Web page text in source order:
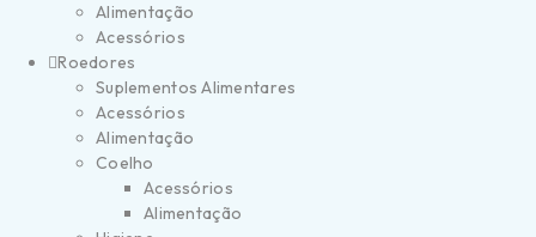
Alimentação
Acessórios
Roedores
Suplementos Alimentares
Acessórios
Alimentação
Coelho
Acessórios
Alimentação